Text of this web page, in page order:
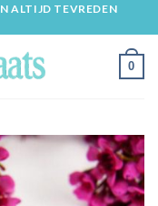
ALTIJD TEVREDEN
0